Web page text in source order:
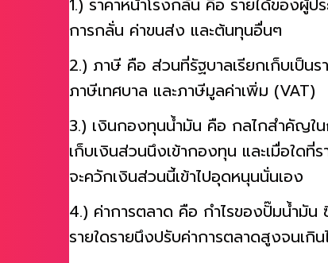
1.) ราคาหน้าโรงกลั่น คือ รายได้ของผู้
การกลั่น ค่าขนส่ง และต้นทุนอื่นๆ
2.) ภาษี คือ ส่วนที่รัฐบาลเรียกเก็บเป็น
ภาษีเทศบาล และภาษีมูลค่าเพิ่ม (VAT)
3.) เงินกองทุนน้ำมัน คือ กลไกสำคัญใน
เก็บเงินส่วนนึงเข้ากองทุน และเมื่อใด
จะควักเงินส่วนนี้เข้าไปอุดหนุนนั่นเอง
4.) ค่าการตลาด คือ กำไรของปั๊มน้ำมัน
รายใดรายนึงปรับค่าการตลาดสูงจนเกิน